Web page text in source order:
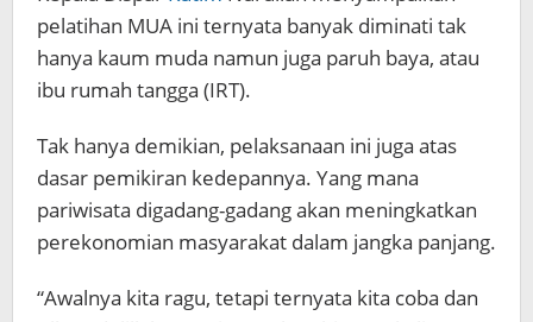
pelatihan MUA ini ternyata banyak diminati tak
hanya kaum muda namun juga paruh baya, atau
ibu rumah tangga (IRT).
Tak hanya demikian, pelaksanaan ini juga atas
dasar pemikiran kedepannya. Yang mana
pariwisata digadang-gadang akan meningkatkan
perekonomian masyarakat dalam jangka panjang.
“Awalnya kita ragu, tetapi ternyata kita coba dan